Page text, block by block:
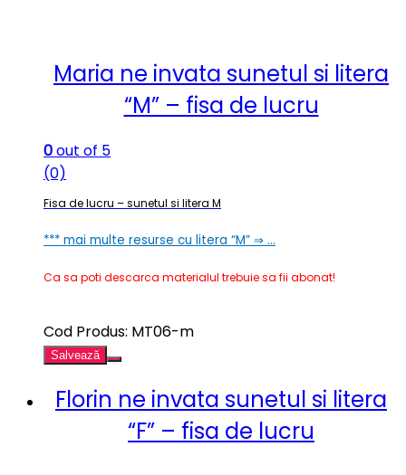
Maria ne invata sunetul si litera
“M” – fisa de lucru
0out of 5
(0)
Fisa de lucru – sunetul si litera M
*** mai multe resurse cu litera “M” ⇒ …
Ca sa poti descarca materialul trebuie sa fii abonat!
Cod Produs: MT06-m
Salvează
Florin ne invata sunetul si litera
“F” – fisa de lucru